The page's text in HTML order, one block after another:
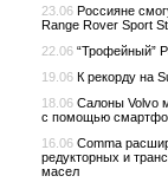
23.06 Россияне
Range Rover Sport
22.06 “Трофейный”
19.06 К рекорду на
18.06 Салоны Volvo
с помощью
16.06 Comma
редукторных и
масел